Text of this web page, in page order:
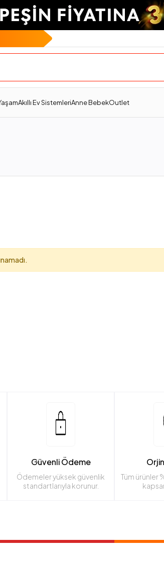
Akıllı Ev SistemleriAnne BebekOutlet
Güvenli Ödeme
Ödemeler yüksek güvenlik
standartlarıyla korunur.
Tüm ürünler